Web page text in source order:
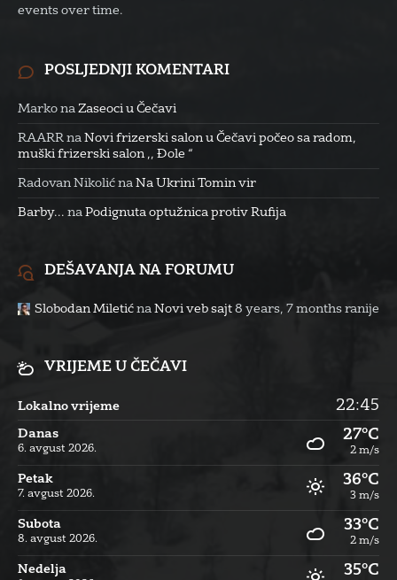
events over time.
POSLJEDNJI KOMENTARI
Marko na Zaseoci u Čečavi
RAARR na Novi frizerski salon u Čečavi počeo sa radom,
muški frizerski salon ,, Đole “
Radovan Nikolić na Na Ukrini Tomin vir
Barby... na Podignuta optužnica protiv Rufija
DEŠAVANJA NA FORUMU
Slobodan Miletić na Novi veb sajt 8 years, 7 months ranije
VRIJEME U ČEČAVI
Lokalno vrijeme 22:45
Danas
6. avgust 2026.
27°C
2 m/s
Petak
7. avgust 2026.
36°C
3 m/s
Subota
8. avgust 2026.
33°C
2 m/s
Nedelja 35°C